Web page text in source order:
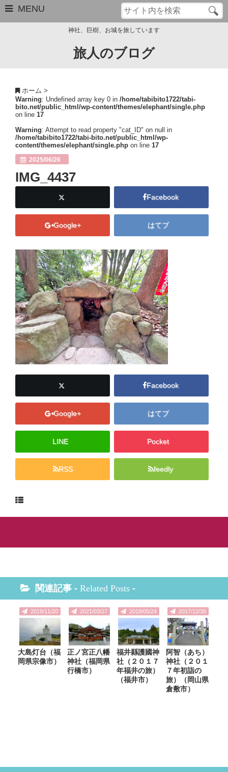
MENU
サイトマップ
Close
神社、巨樹、お城を旅しています
旅人のブログ
ホーム >
Warning: Undefined array key 0 in /home/tabibito1722/tabi-
bito.net/public_html/wp-content/themes/elephant/single.php
on line 17
Warning: Attempt to read property "cat_ID" on null in
/home/tabibito1722/tabi-bito.net/public_html/wp-
content/themes/elephant/single.php on line 17
2025/06/26
IMG_4437
Facebook
Google+ はてブ
Facebook
Google+ はてブ
LINE Pocket
RSS feedly
関連記事 - Related Posts -
2019/11/20
大島灯台（福
岡県宗像市）
2021/03/27
正ノ宮正八幡
神社（福岡県
行橋市）
2018/05/24
福井縣護國神
社（２０１７
年福井の旅）
（福井市）
2017/12/30
阿智（あち）
神社（２０１
７年初詣の
旅）（岡山県
倉敷市）